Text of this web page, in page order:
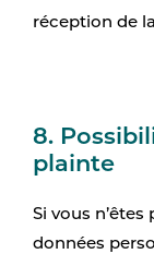
réception de
8.
plainte
Si vous
données